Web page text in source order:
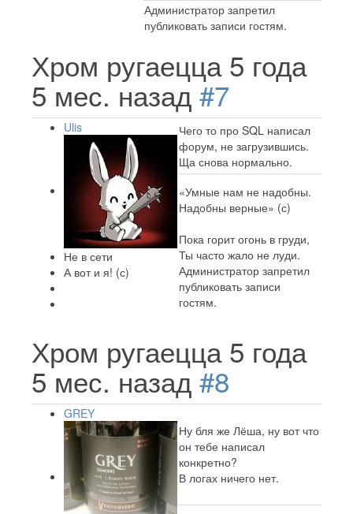
Администратор запретил
публиковать записи гостям.
Хром ругаецца 5 года
5 мес. назад #7
Ulis
Не в сети
А вот и я! (с)
Чего то про SQL написал
форум, не загрузившись.
Ща снова нормально.
«Умные нам не надобны.
Надобны верные» (с)
Пока горит огонь в груди,
Ты часто жало не луди.
Администратор запретил
публиковать записи
гостям.
Хром ругаецца 5 года
5 мес. назад #8
GREY
Ну бля же Лёша, ну вот что
он тебе написал
конкретно?
В логах ничего нет.